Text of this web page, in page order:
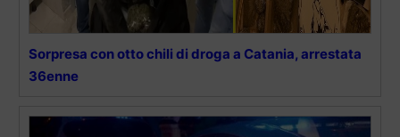
Sorpresa con otto chili di droga a Catania, arrestata
36enne